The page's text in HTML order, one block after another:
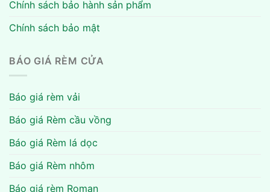
Chính sách bảo hành sản phẩm
Chính sách bảo mật
BÁO GIÁ RÈM CỬA
Báo giá rèm vải
Báo giá Rèm cầu vồng
Báo giá Rèm lá dọc
Báo giá Rèm nhôm
Báo giá rèm Roman